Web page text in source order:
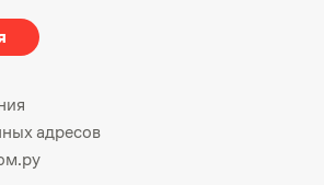
адресов